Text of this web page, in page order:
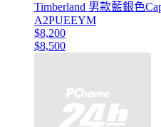
Timberland 男款藍銀色
A2PUEEYM
$8,200
$8,500